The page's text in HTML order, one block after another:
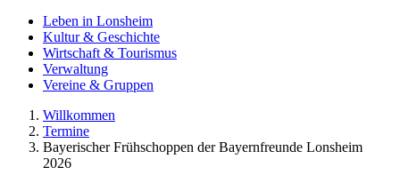
Leben in Lonsheim
Kultur & Geschichte
Wirtschaft & Tourismus
Verwaltung
Vereine & Gruppen
Willkommen
Termine
Bayerischer Frühschoppen der Bayernfreunde Lonsheim
2026